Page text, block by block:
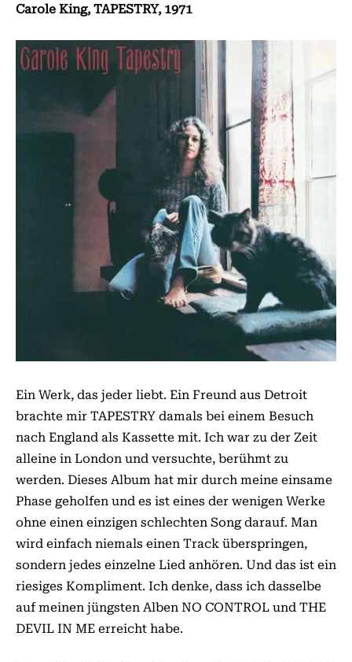
Carole King, TAPESTRY, 1971
Ein Werk, das jeder liebt. Ein Freund aus Detroit
brachte mir TAPESTRY damals bei einem Besuch
nach England als Kassette mit. Ich war zu der Zeit
alleine in London und versuchte, berühmt zu
werden. Dieses Album hat mir durch meine einsame
Phase geholfen und es ist eines der wenigen Werke
ohne einen einzigen schlechten Song darauf. Man
wird einfach niemals einen Track überspringen,
sondern jedes einzelne Lied anhören. Und das ist ein
riesiges Kompliment. Ich denke, dass ich dasselbe
auf meinen jüngsten Alben NO CONTROL und THE
DEVIL IN ME erreicht habe.